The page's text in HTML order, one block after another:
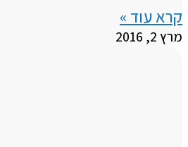
קרא עוד »
מרץ 2, 2016